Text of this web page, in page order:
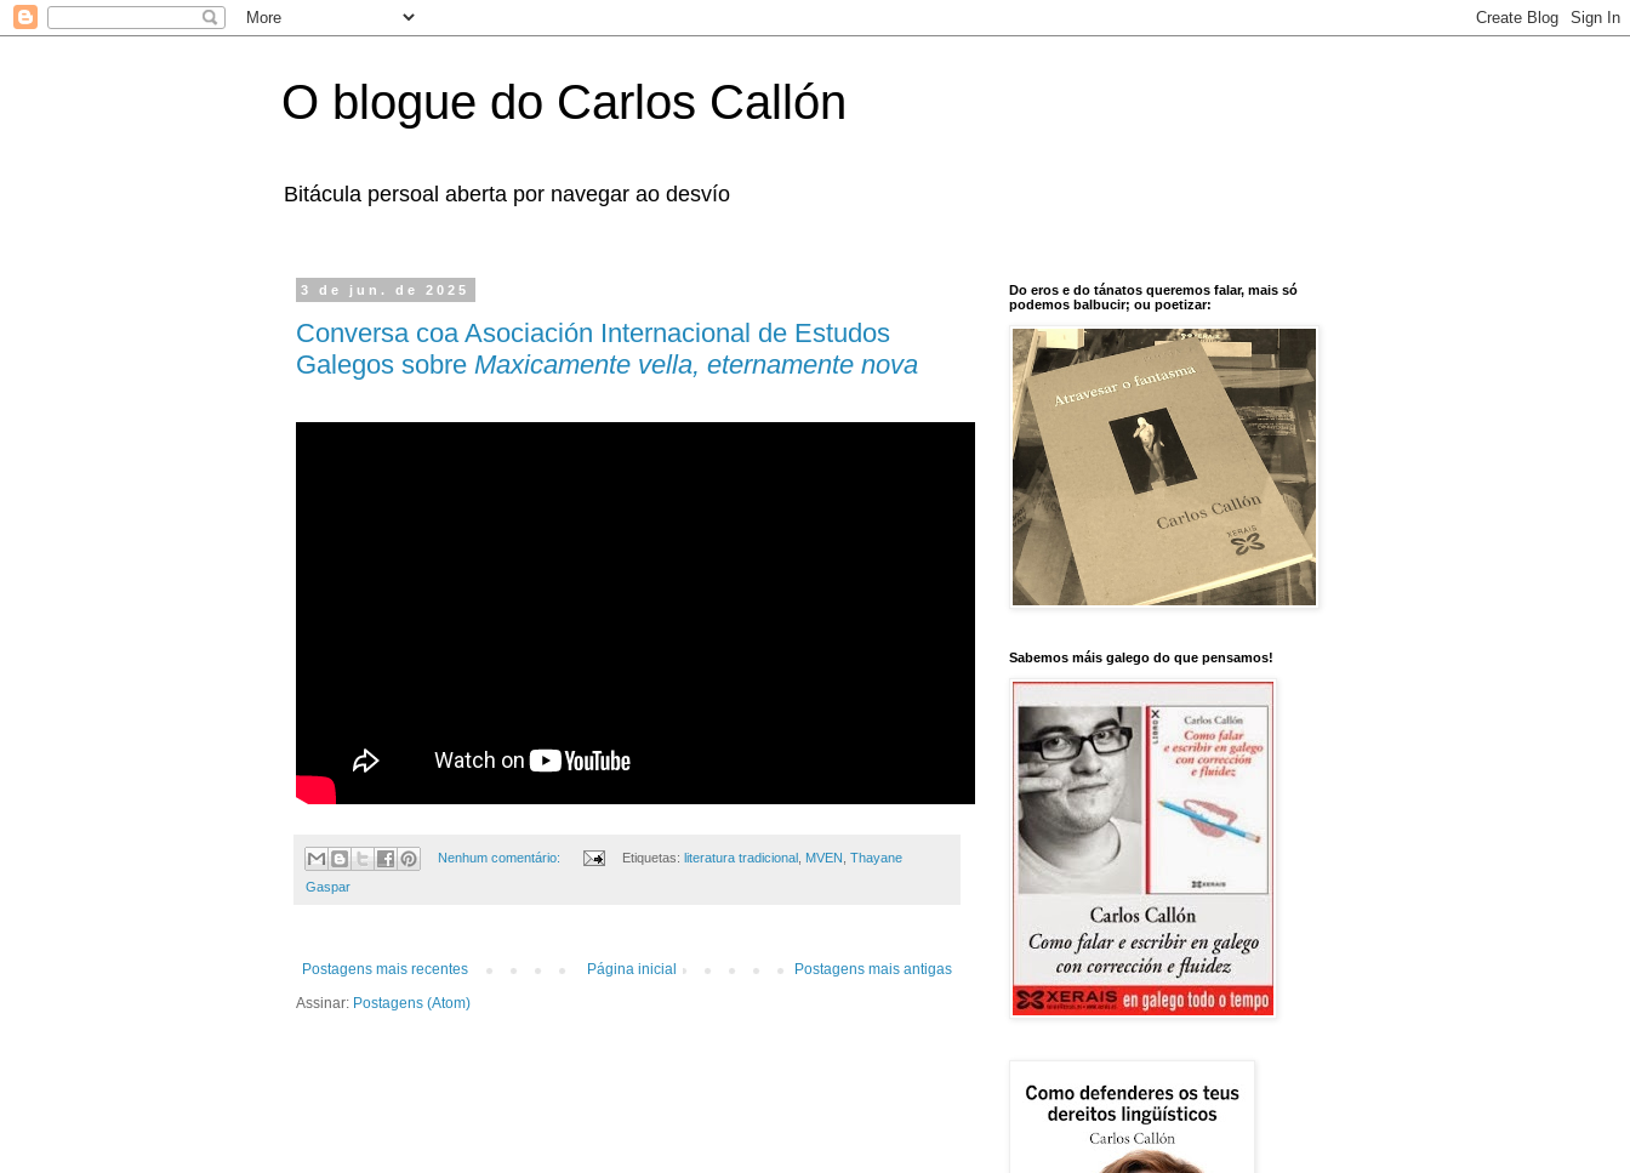
O blogue do Carlos Callón
Bitácula persoal aberta por navegar ao desvío
3 de jun. de 2025
Conversa coa Asociación Internacional de Estudos
Galegos sobre Maxicamente vella, eternamente nova
Nenhum comentário: Etiquetas: literatura tradicional, MVEN Thayane
Gaspar
Postagens mais recentes Postagens mais antigas
Página inicial
Assinar: Postagens (Atom)
Do eros e do tánatos queremos falar, mais só
podemos balbucir; ou poetizar:
Sabemos máis galego do que pensamos!